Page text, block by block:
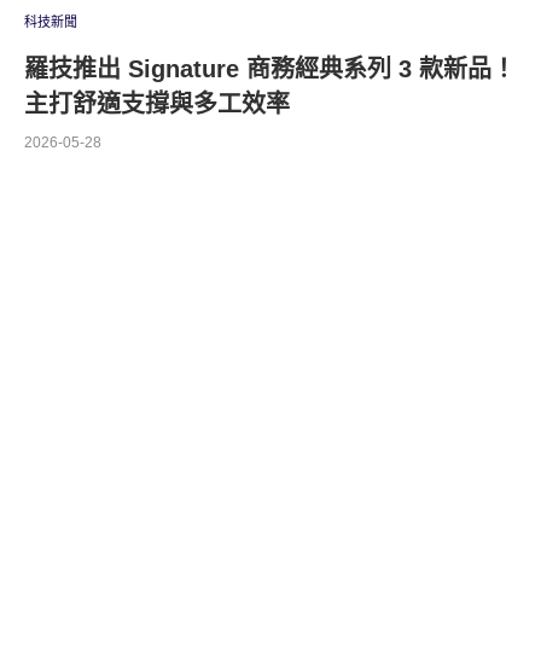
科技新聞
羅技推出 Signature 商務經典系列 3 款新品！
主打舒適支撐與多工效率
2026-05-28